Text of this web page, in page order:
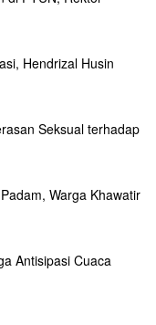
Hendrizal Husin
Seksual terhadap
Warga Khawatir
Antisipasi Cuaca